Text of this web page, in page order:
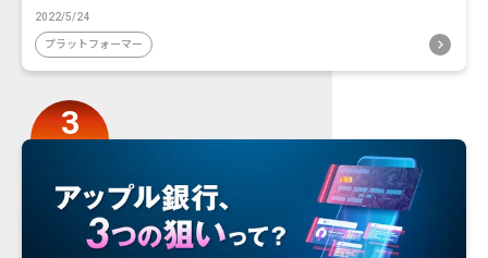
2022/5/24
プラットフォーマー